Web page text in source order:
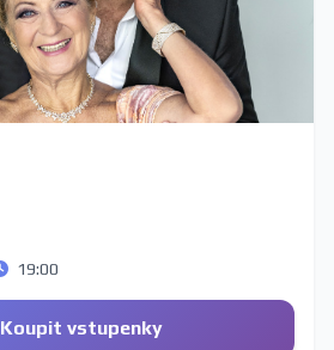
19:00
Koupit vstupenky